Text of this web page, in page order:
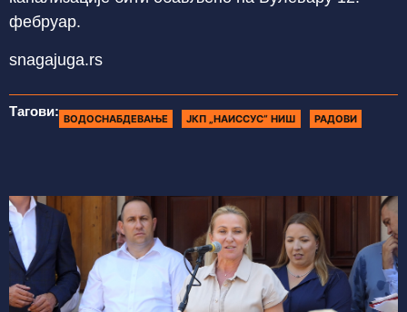
фебруар.
snagajuga.rs
Тагови: ВОДОСНАБДЕВАЊЕ ЈКП „НАИССУС“ НИШ РАДОВИ